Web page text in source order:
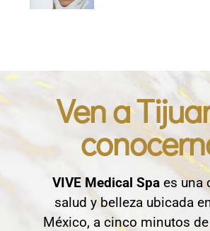
Ven a
VIVE Medical Spa es una
salud y belleza ubicada
México, a cinco minutos